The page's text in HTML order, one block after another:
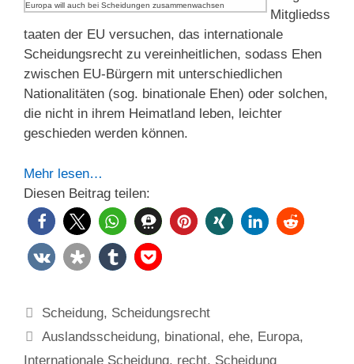
Europa will auch bei Scheidungen zusammenwachsen
Mitgliedss
taaten der EU versuchen, das internationale
Scheidungsrecht zu vereinheitlichen, sodass Ehen
zwischen EU-Bürgern mit unterschiedlichen
Nationalitäten (sog. binationale Ehen) oder solchen,
die nicht in ihrem Heimatland leben, leichter
geschieden werden können.
Mehr lesen…
Diesen Beitrag teilen:
Kategorien
Scheidung, Scheidungsrecht
Schlagwörter
Auslandsscheidung, binational,ehe, Europa,
Internationale Scheidung, recht, Scheidung